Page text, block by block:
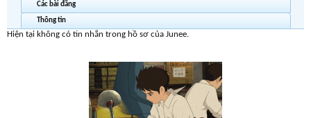
Các bài đăng
Thông tin
Hiện tại không có tin nhắn trong hồ sơ của Junee.